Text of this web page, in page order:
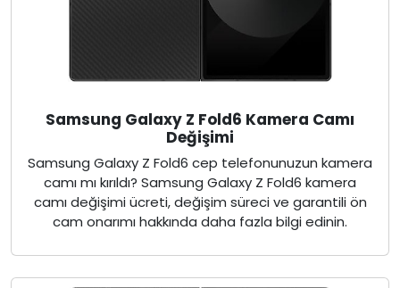
Samsung Galaxy Z Fold6 Kamera Camı
Değişimi
Samsung Galaxy Z Fold6 cep telefonunuzun kamera
camı mı kırıldı? Samsung Galaxy Z Fold6 kamera
camı değişimi ücreti, değişim süreci ve garantili ön
cam onarımı hakkında daha fazla bilgi edinin.